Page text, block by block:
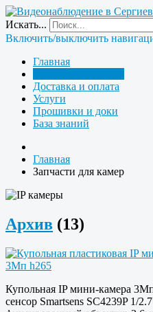
Искать...
Включить/выключить
Главная
Доставка и оплата
Услуги
Прошивки и доки
База знаний
Главная
Запчасти для камер
Архив (13)
Купольная IP мини-камера
сенсор Smartsens SC4239P 1/